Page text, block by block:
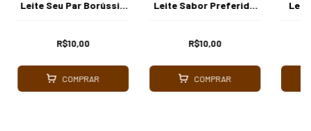
Leite Seu Par Borússia
R$10,00
COMPRAR
Leite Sabor Preferido
R$10,00
COMPRAR